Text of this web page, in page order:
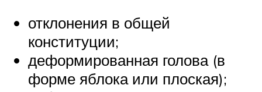
отклонения в общей
конституции;
деформированная голова (в
форме яблока или плоская);